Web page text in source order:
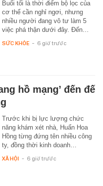
Buổi tối là thời điểm bộ lọc của
cơ thể cần nghỉ ngơi, nhưng
nhiều người đang vô tư làm 5
việc phá thận dưới đây. Đến…
SỨC KHỎE - 6 giờ trước
hồ mạng’ đến đế
Trước khi bị lực lượng chức
năng khám xét nhà, Huấn Hoa
Hồng từng đứng tên nhiều công
ty, đồng thời kinh doanh…
XÃ HỘI - 6 giờ trước